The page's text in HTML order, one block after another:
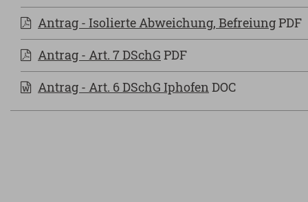
Antrag - Isolierte Abweichung, BefreiungPDF
Antrag - Art. 7 DSchG PDF
Antrag - Art. 6 DSchG Iphofen DOC